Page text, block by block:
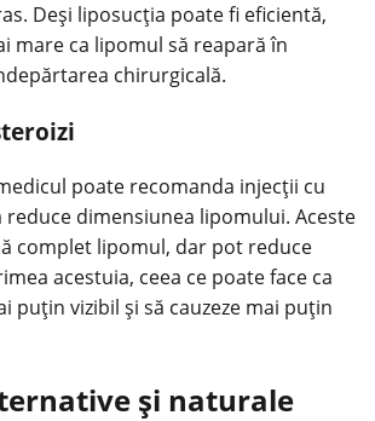
Deși liposucția poate fi eficientă,
mare ca lipomul să reapară în
chirurgicală.
poate recomanda injecții cu
dimensiunea lipomului. Aceste
complet lipomul, dar pot reduce
acestuia, ceea ce poate face ca
puțin vizibil și să cauzeze mai puțin
și naturale